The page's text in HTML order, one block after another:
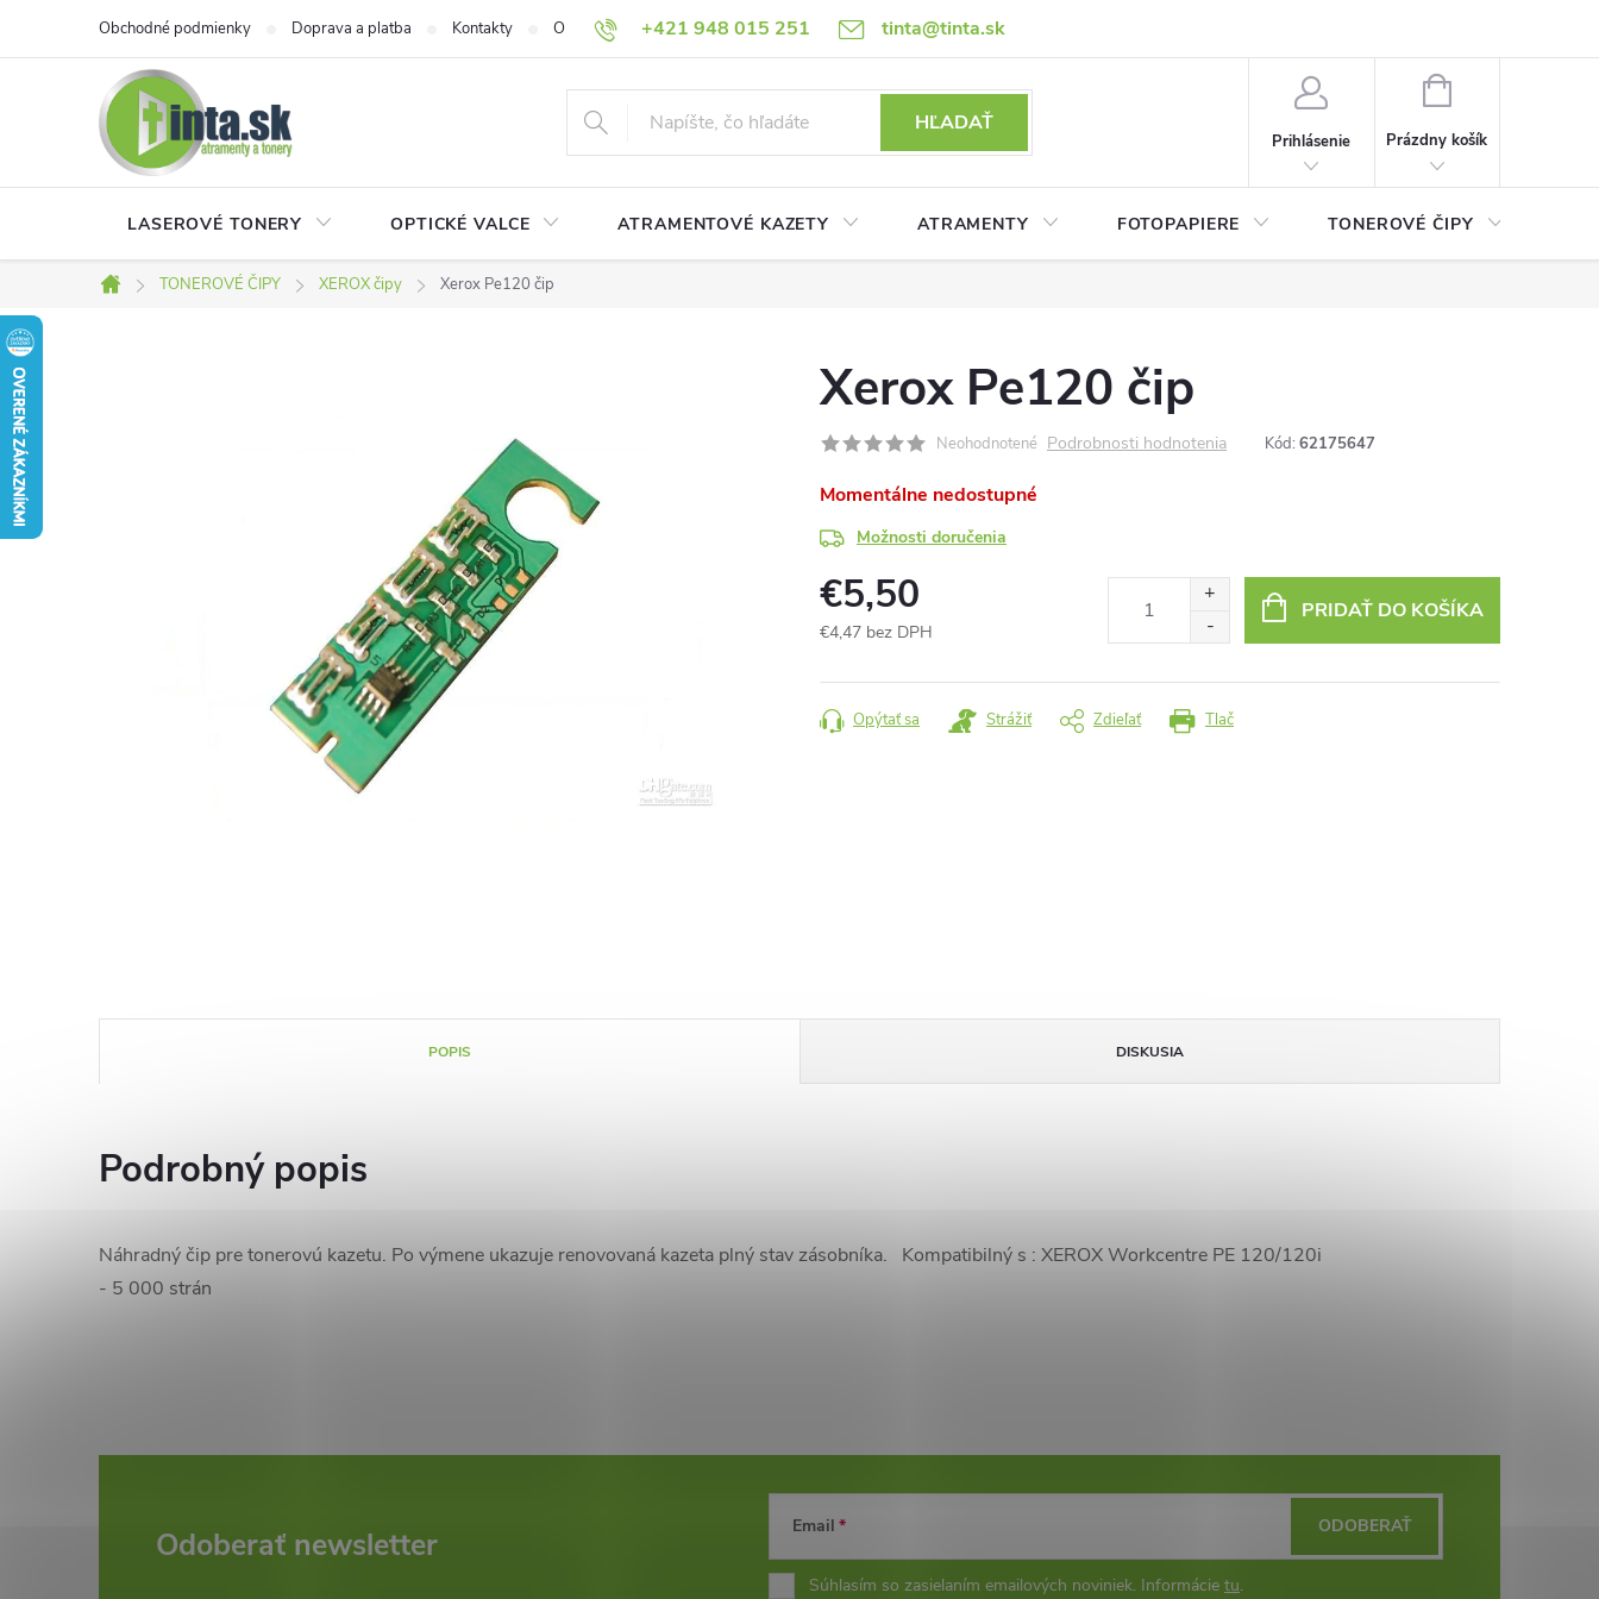
+421 948 015 251 tinta@tinta.sk
Obchodné podmienky Doprava a platba Kontakty O nás Často kladené otázky Ako nakupovať Ochrana osobný údajov (GDPR)
HĽADAŤ
Prihlásenie
NÁKUPNÝ
Prázdny košík
LASEROVÉ TONERY OPTICKÉ VALCE ATRAMENTOVÉ KAZETY ATRAMENTY FOTOPAPIERE TONEROVÉ ČIPY
Domov
TONEROVÉ ČIPY XEROX čipy Xerox Pe120 čip
Xerox Pe120 čip
Neohodnotené Podrobnosti hodnotenia Kód: 62175647
Momentálne nedostupné
Možnosti doručenia
€5,50
€4,47 bez DPH
cena:
PRIDAŤ DO KOŠÍKA
Tlač
Opýtať sa Strážiť Zdieľať
POPIS DISKUSIA
Podrobný popis
Náhradný čip pre tonerovú kazetu. Po výmene ukazuje renovovaná kazeta plný stav zásobníka. Kompatibilný s : XEROX Workcentre PE 120/120i
- 5 000 strán
Odoberať newsletter Email
Súhlasím so zasielaním emailových noviniek. Informácie tu.
ODOBERAŤ